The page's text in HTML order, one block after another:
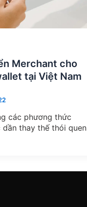
Merchant cho
tại Việt Nam
các phương thức
thay thế thói quen